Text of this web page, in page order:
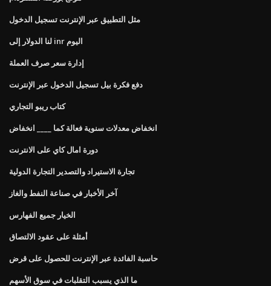
مثل التطبيق عبر الإنترنت تسجيل الدخول
لنا الدولار إلى inr اليوم
إدارة سعر صرف العملة
دفع فكرة بيل تسجيل الدخول عبر الإنترنت
كتاب ريبو التجاري
انخفاض معدلات سنوية فعالة كما ____ انخفاض
دورة امال كاي على الانترنت
تجارة الاستيراد والتصدير التجارة الدولية
آخر الأخبار في صناعة النفط والغاز
الخيار جميع الفهارس
أمثلة على عقود الالتصاق
حاسبة الفائدة عبر الإنترنت للحصول على قرض
ما الذي يسبب التقلبات في سوق الأسهم